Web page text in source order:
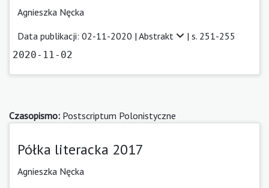
Agnieszka Nęcka
Data publikacji: 02-11-2020 | Abstrakt | s. 251-255
2020-11-02
Czasopismo: Postscriptum Polonistyczne
Półka literacka 2017
Agnieszka Nęcka